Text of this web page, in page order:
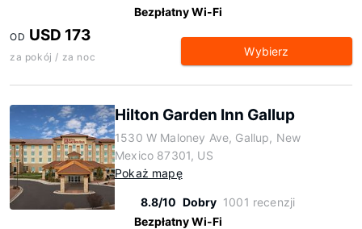
Bezpłatny Wi-Fi
OD USD 173
za pokój / za noc Wybierz
Hilton Garden Inn Gallup
1530 W Maloney Ave, Gallup, New
Mexico 87301, US
Pokaż mapę
8.8/10 Dobry 1001 recenzji
Bezpłatny Wi-Fi